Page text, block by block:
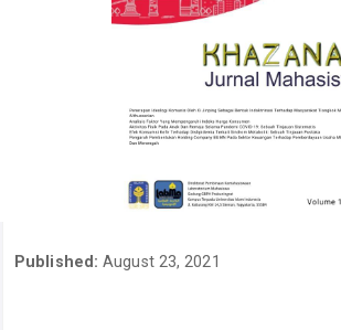
Published:August 23, 2021